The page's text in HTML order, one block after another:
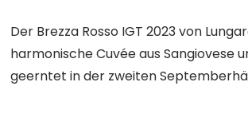
Der Brezza Rosso IGT 2023 von
harmonische Cuvée aus Sangiovese
geerntet in der zweiten